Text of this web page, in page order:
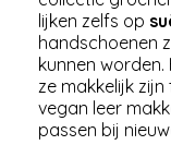
lijken zelfs op
handschoenen
kunnen
ze makkelijk
vegan leer
passen bij